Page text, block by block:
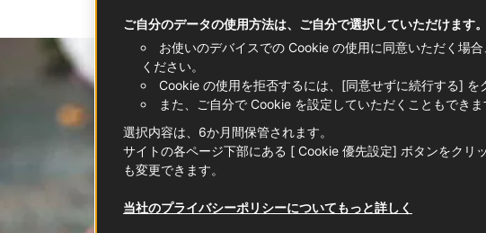
ご自分のデータの使用方法は、ご自分で選択していただけます。
お使いのデバイスでの Cookie の使用に同意いただく場
ください。
Cookie の使用を拒否するには、[同意せずに続行する] を
また、ご自分で Cookie を設定していただくこともできま
選択内容は、6か月間保管されます。
サイトの各ページ下部にある [ Cookie 優先設定] ボタンをクリ
も変更できます。
当社のプライバシーポリシーについてもっと詳しく